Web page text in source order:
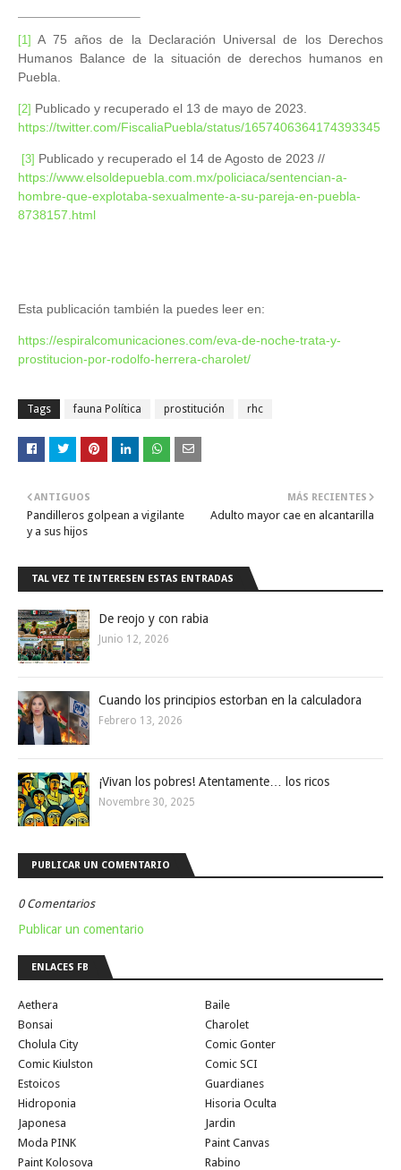
[1] A 75 años de la Declaración Universal de los Derechos
Humanos Balance de la situación de derechos humanos en
Puebla.
[2] Publicado y recuperado el 13 de mayo de 2023.
https://twitter.com/FiscaliaPuebla/status/1657406364174393345
[3] Publicado y recuperado el 14 de Agosto de 2023 //
https://www.elsoldepuebla.com.mx/policiaca/sentencian-a-
hombre-que-explotaba-sexualmente-a-su-pareja-en-puebla-
8738157.html
Esta publicación también la puedes leer en:
https://espiralcomunicaciones.com/eva-de-noche-trata-y-
prostitucion-por-rodolfo-herrera-charolet/
Tags fauna Política prostitución rhc
MÁS RECIENTES
Adulto mayor cae en alcantarilla
ANTIGUOS
Pandilleros golpean a vigilante
y a sus hijos
TAL VEZ TE INTERESEN ESTAS ENTRADAS
De reojo y con rabia
Junio 12, 2026
Cuando los principios estorban en la calculadora
Febrero 13, 2026
¡Vivan los pobres! Atentamente… los ricos
Novembre 30, 2025
PUBLICAR UN COMENTARIO
0 Comentarios
Publicar un comentario
ENLACES FB
Aethera
Baile
Bonsai
Charolet
Cholula City
Comic Gonter
Comic Kiulston
Comic SCI
Estoicos
Guardianes
Hidroponia
Hisoria Oculta
Japonesa
Jardin
Moda PINK
Paint Canvas
Paint Kolosova
Rabino